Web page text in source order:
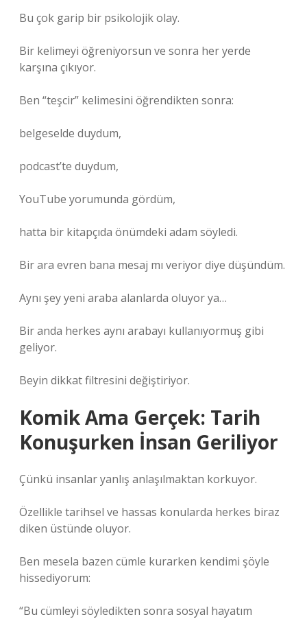
Bu çok garip bir psikolojik olay.
Bir kelimeyi öğreniyorsun ve sonra her yerde
karşına çıkıyor.
Ben “teşcir” kelimesini öğrendikten sonra:
belgeselde duydum,
podcast’te duydum,
YouTube yorumunda gördüm,
hatta bir kitapçıda önümdeki adam söyledi.
Bir ara evren bana mesaj mı veriyor diye düşündüm.
Aynı şey yeni araba alanlarda oluyor ya…
Bir anda herkes aynı arabayı kullanıyormuş gibi
geliyor.
Beyin dikkat filtresini değiştiriyor.
Komik Ama Gerçek: Tarih
Konuşurken İnsan Geriliyor
Çünkü insanlar yanlış anlaşılmaktan korkuyor.
Özellikle tarihsel ve hassas konularda herkes biraz
diken üstünde oluyor.
Ben mesela bazen cümle kurarken kendimi şöyle
hissediyorum:
“Bu cümleyi söyledikten sonra sosyal hayatım